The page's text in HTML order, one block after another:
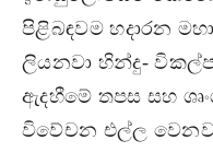
පිළිබඳවම හදාරන
ලියනවා හින්දු-
ඇදහීමේ තපස සහ
විවේචන එල්ල